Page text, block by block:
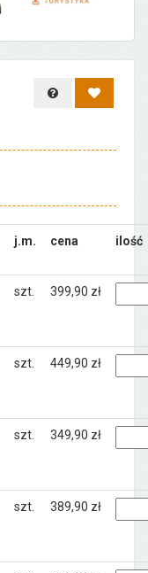
Zapytaj o
j.m. cena ilość
szt. 399,90 zł
szt. 449,90 zł
szt. 349,90 zł
szt. 389,90 zł